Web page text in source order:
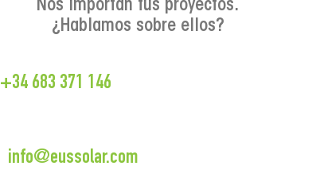
Nos importan tus proyectos.
¿Hablamos sobre ellos?
+34 683 371 146
info@eussolar.com